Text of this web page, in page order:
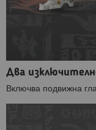
Два
Включва подвижна